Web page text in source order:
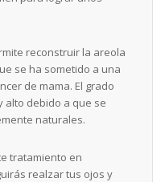
reconstruir la areola
se ha sometido a una
de mama. El grado
alto debido a que se
naturales.
tratamiento en
realzar tus ojos y